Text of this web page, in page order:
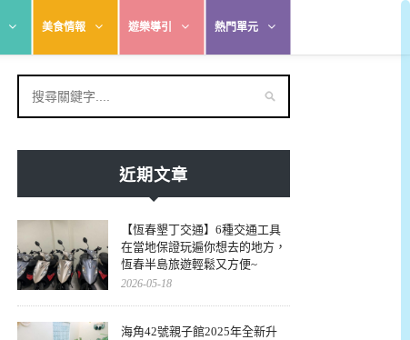
美食情報 遊樂導引 熱門單元
近期文章
【恆春墾丁交通】6種交通工具
在當地保證玩遍你想去的地方，
恆春半島旅遊輕鬆又方便~
2026-05-18
海角42號親子館2025年全新升